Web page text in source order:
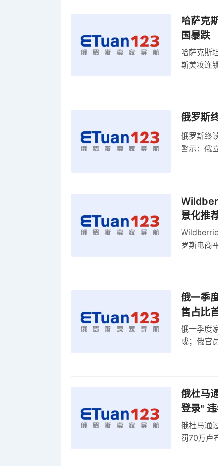
哈萨克
国暴跌
哈萨克斯
斯美妆连
俄罗斯
俄罗斯终
警示：俄
景化推
罗斯电商
俄一季
售占比
俄一季度
成；俄官
俄杜马
登录"
俄杜马通
罚70万卢